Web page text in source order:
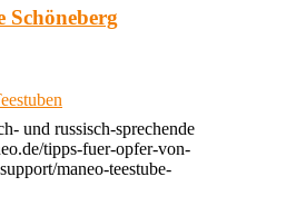
Schöneberg
und russisch-sprechende
tipps-fuer-opfer-von-
maneo-teestube-